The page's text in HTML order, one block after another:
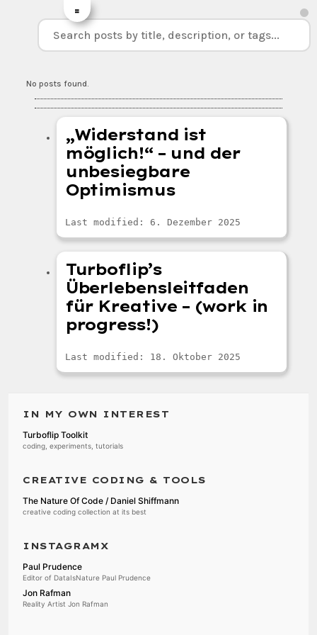
=
No posts found.
„Widerstand ist
möglich!“ – und der
unbesiegbare
Optimismus
Last modified: 6. Dezember 2025
Turboflip’s
Überlebensleitfaden
für Kreative – (work in
progress!)
Last modified: 18. Oktober 2025
IN MY OWN INTEREST
Turboflip Toolkit
coding, experiments, tutorials
CREATIVE CODING & TOOLS
The Nature Of Code / Daniel Shiffmann
creative coding collection at its best
INSTAGRAMX
Paul Prudence
Editor of DataIsNature Paul Prudence
Jon Rafman
Reality Artist Jon Rafman